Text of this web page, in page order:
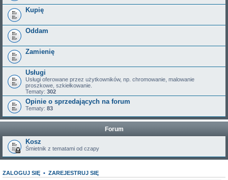
Kupię
Oddam
Zamienię
Usługi
Usługi oferowane przez użytkowników, np. chromowanie, malowanie
proszkowe, szkiełkowanie.
Tematy: 302
Opinie o sprzedających na forum
Tematy: 83
Forum
Kosz
Śmietnik z tematami od czapy
ZALOGUJ SIĘ • ZAREJESTRUJ SIĘ